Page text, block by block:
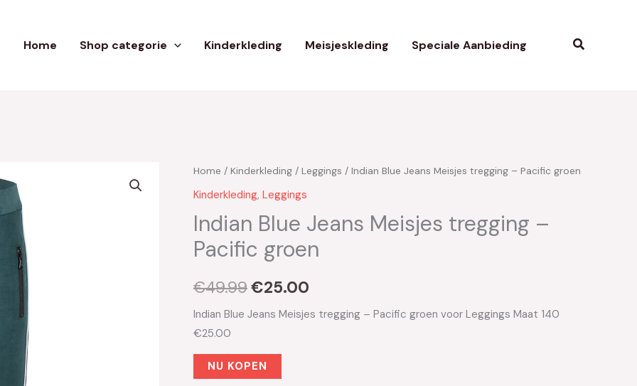
Home Shop categorie Kinderkleding Meisjeskleding Speciale Aanbieding Zoeken
Home / Kinderkleding / Leggings / Indian Blue Jeans Meisjes tregging – Pacific groen
Kinderkleding, Leggings
Indian Blue Jeans Meisjes tregging –
Pacific groen
€49.99
Oorspronkelijke
prijs
was:
€49.99.
€25.00
Huidige
is:
€25.00.
Indian Blue Jeans Meisjes tregging – Pacific groen voor Leggings Maat 140
€25.00
NU KOPEN